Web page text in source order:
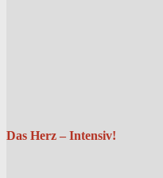
Das Herz – Intensiv!